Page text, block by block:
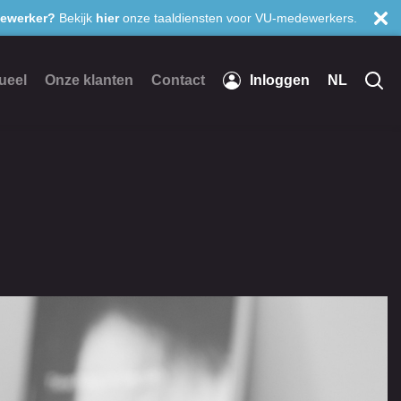
Bekijk hieronze taaldiensten voor VU-medewerkers.
Inloggen NL
Onze klanten Contact